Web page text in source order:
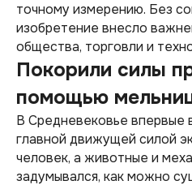
точному измерению. Без
изобретение внесло
общества, торговли и
Покорили силы
помощью
В Средневековье впервые
главной движущей силой
человек, а животные и
задумывался, как можно